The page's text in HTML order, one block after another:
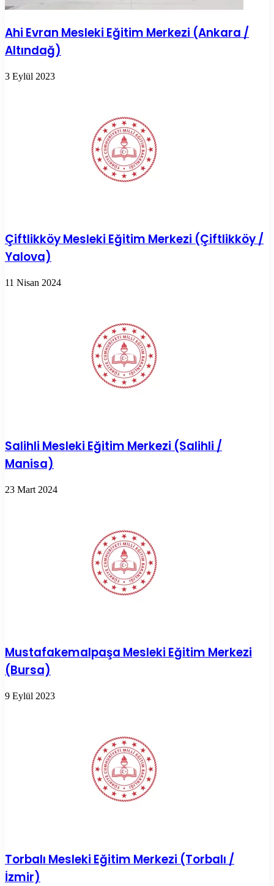
Ahi Evran Mesleki Eğitim Merkezi (Ankara /
Altındağ)
3 Eylül 2023
Çiftlikköy Mesleki Eğitim Merkezi (Çiftlikköy /
Yalova)
11 Nisan 2024
Salihli Mesleki Eğitim Merkezi (Salihli /
Manisa)
23 Mart 2024
Mustafakemalpaşa Mesleki Eğitim Merkezi
(Bursa)
9 Eylül 2023
Torbalı Mesleki Eğitim Merkezi (Torbalı /
İzmir)